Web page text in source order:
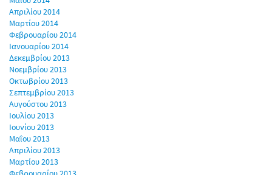
Απριλίου 2014
Μαρτίου 2014
Φεβρουαρίου 2014
Ιανουαρίου 2014
Δεκεμβρίου 2013
Νοεμβρίου 2013
Οκτωβρίου 2013
Σεπτεμβρίου 2013
Αυγούστου 2013
Ιουλίου 2013
Ιουνίου 2013
Μαΐου 2013
Απριλίου 2013
Μαρτίου 2013